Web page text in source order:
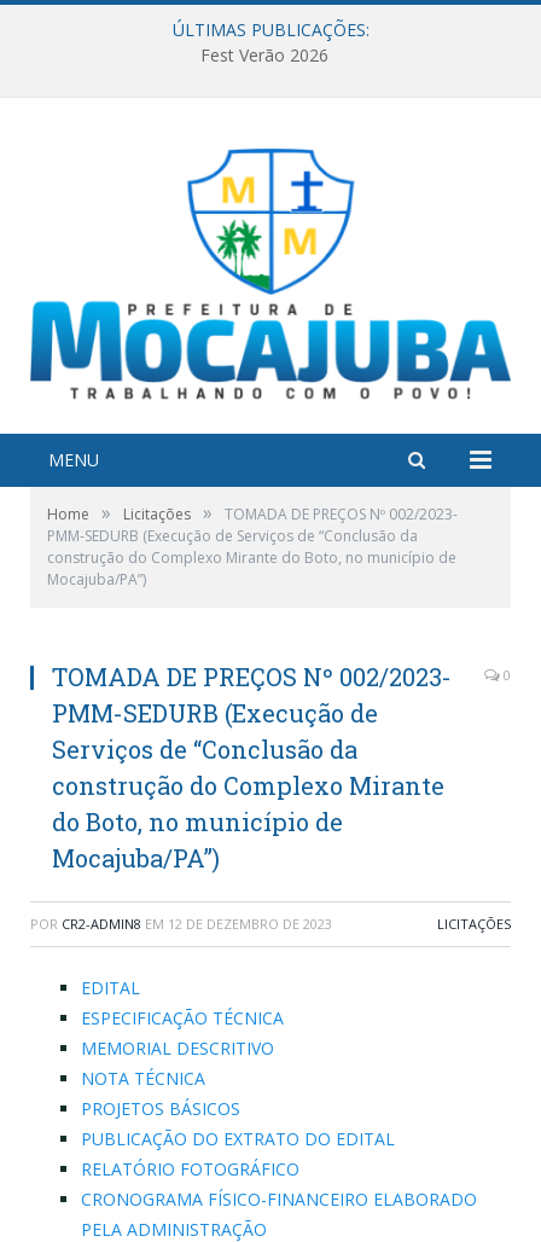
ÚLTIMAS PUBLICAÇÕES:
Fest Verão 2026
MENU
Home » Licitações »
TOMADA DE PREÇOS Nº 002/2023-
PMM-SEDURB (Execução de Serviços de “Conclusão da
construção do Complexo Mirante do Boto, no município de
Mocajuba/PA”)
TOMADA DE PREÇOS Nº 002/2023-
PMM-SEDURB (Execução de
Serviços de “Conclusão da
construção do Complexo Mirante
do Boto, no município de
Mocajuba/PA”)
0
POR CR2-ADMIN8 EM 12 DE DEZEMBRO DE 2023 LICITAÇÕES
EDITAL
ESPECIFICAÇÃO TÉCNICA
MEMORIAL DESCRITIVO
NOTA TÉCNICA
PROJETOS BÁSICOS
PUBLICAÇÃO DO EXTRATO DO EDITAL
RELATÓRIO FOTOGRÁFICO
CRONOGRAMA FÍSICO-FINANCEIRO ELABORADO
PELA ADMINISTRAÇÃO